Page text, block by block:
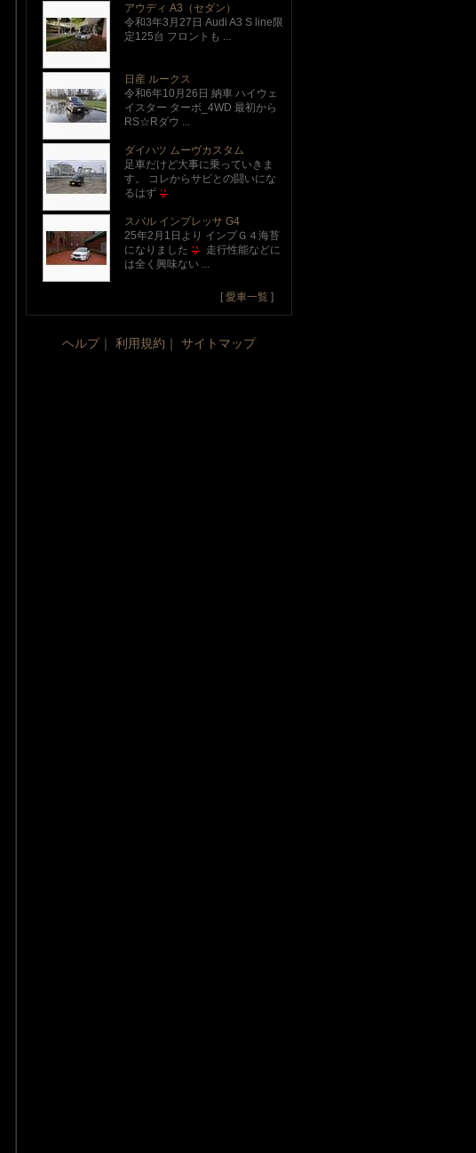
アウディ A3（セダン）
令和3年3月27日 Audi A3 S line限
定125台 フロントも ...
日産 ルークス
令和6年10月26日 納車 ハイウェ
イスター ターボ_4WD 最初から
RS☆Rダウ ...
ダイハツ ムーヴカスタム
足車だけど大事に乗っていきま
す。 コレからサビとの闘いにな
るはず
スバル インプレッサ G4
25年2月1日より インプＧ４海苔
になりました
走行性能などに
は全く興味ない ...
[ 愛車一覧 ]
ヘルプ｜ 利用規約 ｜ サイトマップ